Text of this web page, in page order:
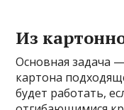
Из
Основная задача
картона
будет работать,